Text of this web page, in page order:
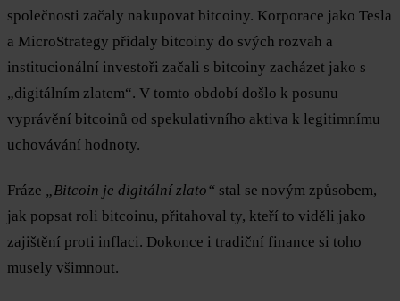
společnosti začaly nakupovat bitcoiny. Korporace jako Tesla
a MicroStrategy přidaly bitcoiny do svých rozvah a
institucionální investoři začali s bitcoiny zacházet jako s
„digitálním zlatem“. V tomto období došlo k posunu
vyprávění bitcoinů od spekulativního aktiva k legitimnímu
uchovávání hodnoty.
Fráze „Bitcoin je digitální zlato“ stal se novým způsobem,
jak popsat roli bitcoinu, přitahoval ty, kteří to viděli jako
zajištění proti inflaci. Dokonce i tradiční finance si toho
musely všimnout.